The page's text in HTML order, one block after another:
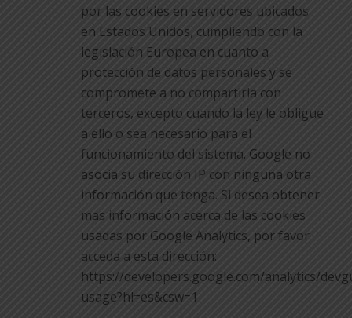
por las cookies en servidores ubicados
en Estados Unidos, cumpliendo con la
legislación Europea en cuanto a
protección de datos personales y se
compromete a no compartirla con
terceros, excepto cuando la ley le obligue
a ello o sea necesario para el
funcionamiento del sistema. Google no
asocia su dirección IP con ninguna otra
información que tenga. Si desea obtener
mas información acerca de las cookies
usadas por Google Analytics, por favor
acceda a esta dirección:
https://developers.google.com/analytics/
usage?hl=es&csw=1